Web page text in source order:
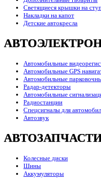
Светящиеся крышки на
Накладки на капот
Детские автокресла
Автомобильные
Автомобильные GPS
Автомобильные
Радар-детекторы
Автомобильные
Радиостанции
Спецсигналы для
Автозвук
Колесные диски
Шины
Аккумуляторы